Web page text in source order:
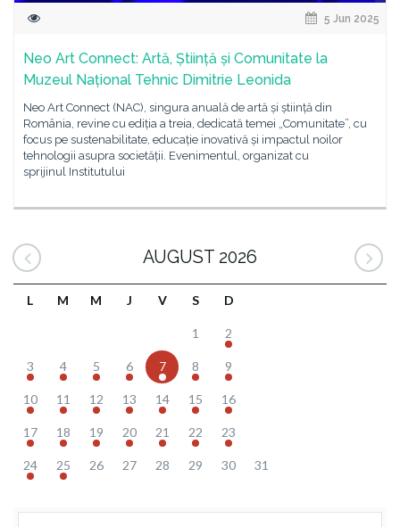
5 Jun 2025
Neo Art Connect: Artă, Știință și Comunitate la
Muzeul Național Tehnic Dimitrie Leonida
Neo Art Connect (NAC), singura anuală de artă și știință din
România, revine cu ediția a treia, dedicată temei „Comunitate”, cu
focus pe sustenabilitate, educație inovativă și impactul noilor
tehnologii asupra societății. Evenimentul, organizat cu
sprijinul Institutului
AUGUST 2026
L M M J V S D
1 2
3 4 5 6 7 8 9
10 11 12 13 14 15 16
17 18 19 20 21 22 23
24 25 26 27 28 29 30 31